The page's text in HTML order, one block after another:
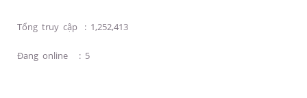
Tổng truy cập : 1,252,413
Đang online : 5